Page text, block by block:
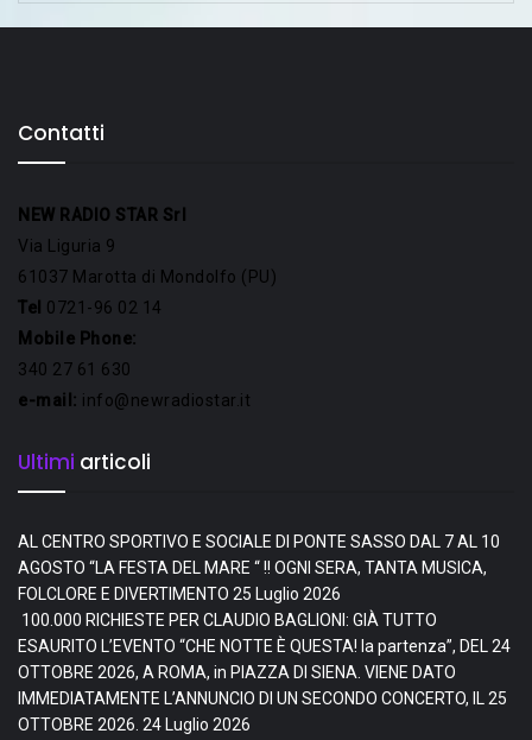
Contatti
NEW RADIO STAR Srl
Via Liguria 9
61037 Marotta di Mondolfo (PU)
Tel 0721-96 02 14
Mobile Phone:
340 27 61 630
e-mail: info@newradiostar.it
Ultimi articoli
AL CENTRO SPORTIVO E SOCIALE DI PONTE SASSO DAL 7 AL 10
AGOSTO “LA FESTA DEL MARE “ !! OGNI SERA, TANTA MUSICA,
FOLCLORE E DIVERTIMENTO 25 Luglio 2026
100.000 RICHIESTE PER CLAUDIO BAGLIONI: GIÀ TUTTO
ESAURITO L’EVENTO “CHE NOTTE È QUESTA! la partenza”, DEL 24
OTTOBRE 2026, A ROMA, in PIAZZA DI SIENA. VIENE DATO
IMMEDIATAMENTE L’ANNUNCIO DI UN SECONDO CONCERTO, IL 25
OTTOBRE 2026. 24 Luglio 2026